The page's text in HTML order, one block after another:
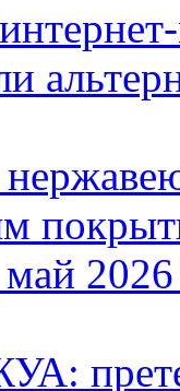
2026